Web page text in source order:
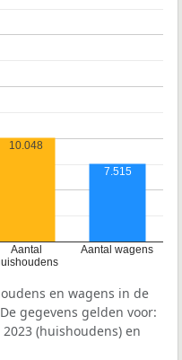
Aantal
Aantal wagens
10.048
7.515
en wagens in de
gegevens gelden voor:
(huishoudens) en